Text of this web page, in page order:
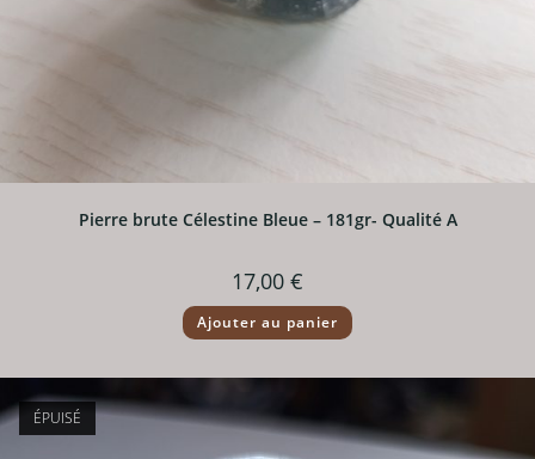
Pierre brute Célestine Bleue – 181gr- Qualité A
17,00 €
Ajouter au panier
ÉPUISÉ